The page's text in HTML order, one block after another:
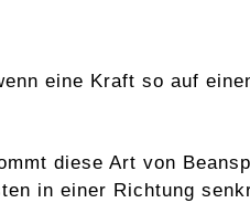
eine Kraft so auf
diese Art von
in einer Richtung